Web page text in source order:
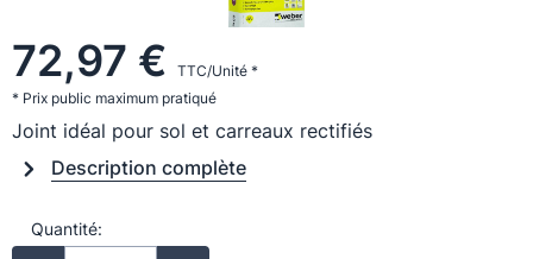
72,97 €
TTC/Unité *
* Prix public maximum pratiqué
Joint idéal pour sol et carreaux rectifiés
Description complète
Quantité: